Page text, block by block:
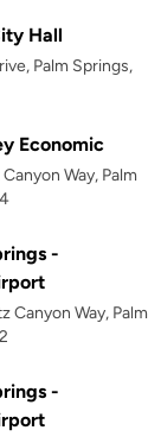
Hall
Palm Springs,
Economic
Way, Palm
-
Canyon Way, Palm
-